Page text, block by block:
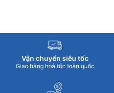
Vận chuyển siêu tốc
Giao hàng hoả tốc toàn quốc